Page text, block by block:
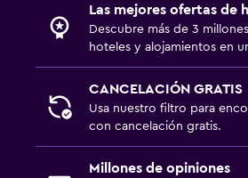
Las mejores ofertas de
Descubre más de 3
hoteles y alojamientos en
CANCELACIÓN GRATIS
Usa nuestro filtro para
con cancelación gratis.
Millones de opiniones